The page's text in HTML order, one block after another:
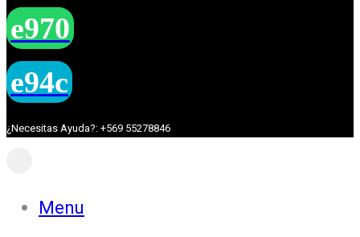
¿Necesitas Ayuda?: +569 55278846
Menu